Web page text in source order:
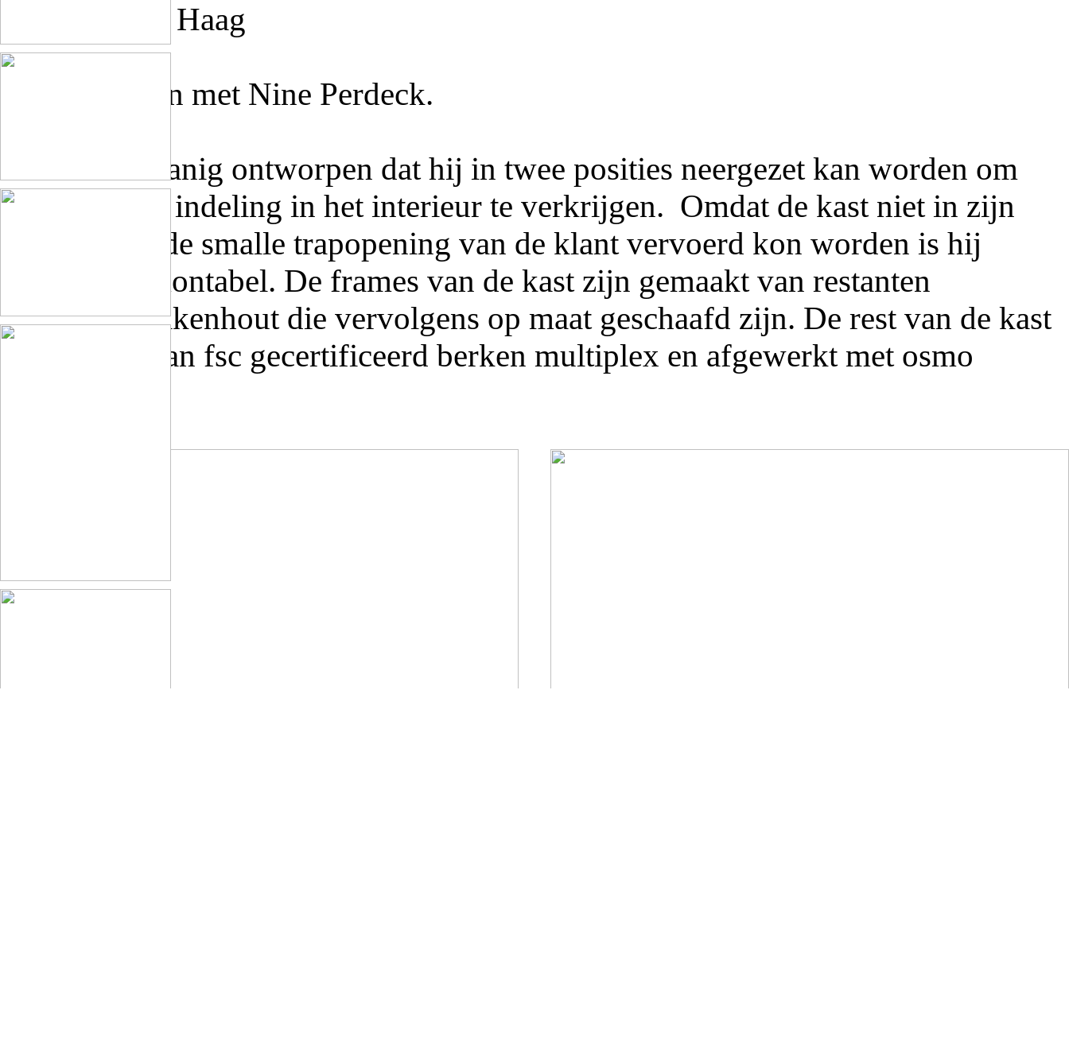
Locatie: Den Haag
Project samen met Nine Perdeck.
Een kast zodanig ontworpen dat hij in twee posities neergezet kan worden om
een flexibele indeling in het interieur te verkrijgen. Omdat de kast niet in zijn
geheel door de smalle trapopening van de klant vervoerd kon worden is hij
volledig demontabel. De frames van de kast zijn gemaakt van restanten
gerecycled eikenhout die vervolgens op maat geschaafd zijn. De rest van de kast
is gemaakt van fsc gecertificeerd berken multiplex en afgewerkt met osmo